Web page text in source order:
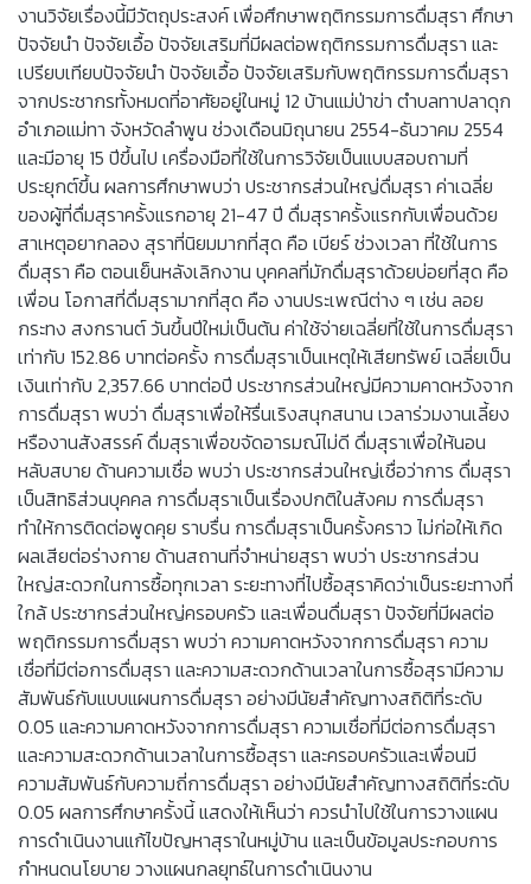
งานวิจัยเรื่องนี้มีวัตถุประสงค์ เพื่อศึกษาพฤติกรรมการดื่มสุรา ศึกษา
ปัจจัยนำ ปัจจัยเอื้อ ปัจจัยเสริมที่มีผลต่อพฤติกรรมการดื่มสุรา และ
เปรียบเทียบปัจจัยนำ ปัจจัยเอื้อ ปัจจัยเสริมกับพฤติกรรมการดื่มสุรา
จากประชากรทั้งหมดที่อาศัยอยู่ในหมู่ 12 บ้านแม่ป่าข่า ตำบลทาปลาดุก
อำเภอแม่ทา จังหวัดลำพูน ช่วงเดือนมิถุนายน 2554-ธันวาคม 2554
และมีอายุ 15 ปีขึ้นไป เครื่องมือที่ใช้ในการวิจัยเป็นแบบสอบถามที่
ประยุกต์ขึ้น ผลการศึกษาพบว่า ประชากรส่วนใหญ่ดื่มสุรา ค่าเฉลี่ย
ของผู้ที่ดื่มสุราครั้งแรกอายุ 21-47 ปี ดื่มสุราครั้งแรกกับเพื่อนด้วย
สาเหตุอยากลอง สุราที่นิยมมากที่สุด คือ เบียร์ ช่วงเวลา ที่ใช้ในการ
ดื่มสุรา คือ ตอนเย็นหลังเลิกงาน บุคคลที่มักดื่มสุราด้วยบ่อยที่สุด คือ
เพื่อน โอกาสที่ดื่มสุรามากที่สุด คือ งานประเพณีต่าง ๆ เช่น ลอย
กระทง สงกรานต์ วันขึ้นปีใหม่เป็นต้น ค่าใช้จ่ายเฉลี่ยที่ใช้ในการดื่มสุรา
เท่ากับ 152.86 บาทต่อครั้ง การดื่มสุราเป็นเหตุให้เสียทรัพย์ เฉลี่ยเป็น
เงินเท่ากับ 2,357.66 บาทต่อปี ประชากรส่วนใหญ่มีความคาดหวังจาก
การดื่มสุรา พบว่า ดื่มสุราเพื่อให้รื่นเริงสนุกสนาน เวลาร่วมงานเลี้ยง
หรืองานสังสรรค์ ดื่มสุราเพื่อขจัดอารมณ์ไม่ดี ดื่มสุราเพื่อให้นอน
หลับสบาย ด้านความเชื่อ พบว่า ประชากรส่วนใหญ่เชื่อว่าการ ดื่มสุรา
เป็นสิทธิส่วนบุคคล การดื่มสุราเป็นเรื่องปกติในสังคม การดื่มสุรา
ทำให้การติดต่อพูดคุย ราบรื่น การดื่มสุราเป็นครั้งคราว ไม่ก่อให้เกิด
ผลเสียต่อร่างกาย ด้านสถานที่จำหน่ายสุรา พบว่า ประชากรส่วน
ใหญ่สะดวกในการซื้อทุกเวลา ระยะทางที่ไปซื้อสุราคิดว่าเป็นระยะทางที่
ใกล้ ประชากรส่วนใหญ่ครอบครัว และเพื่อนดื่มสุรา ปัจจัยที่มีผลต่อ
พฤติกรรมการดื่มสุรา พบว่า ความคาดหวังจากการดื่มสุรา ความ
เชื่อที่มีต่อการดื่มสุรา และความสะดวกด้านเวลาในการซื้อสุรามีความ
สัมพันธ์กับแบบแผนการดื่มสุรา อย่างมีนัยสำคัญทางสถิติที่ระดับ
0.05 และความคาดหวังจากการดื่มสุรา ความเชื่อที่มีต่อการดื่มสุรา
และความสะดวกด้านเวลาในการซื้อสุรา และครอบครัวและเพื่อนมี
ความสัมพันธ์กับความถี่การดื่มสุรา อย่างมีนัยสำคัญทางสถิติที่ระดับ
0.05 ผลการศึกษาครั้งนี้ แสดงให้เห็นว่า ควรนำไปใช้ในการวางแผน
การดำเนินงานแก้ไขปัญหาสุราในหมู่บ้าน และเป็นข้อมูลประกอบการ
กำหนดนโยบาย วางแผนกลยุทธ์ในการดำเนินงาน